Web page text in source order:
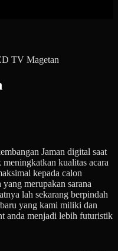
Jaman digital saat
kualitas acara
kepada calon
merupakan sarana
lah sekarang berpindah
yang kami miliki dan
anda menjadi lebih futuristik